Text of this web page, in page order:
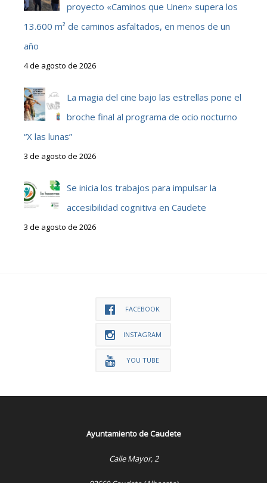
proyecto «Caminos que Unen» supera los
13.600 m² de caminos asfaltados, en menos de un
año
4 de agosto de 2026
La magia del cine bajo las estrellas pone el
broche final al programa de ocio nocturno
“X las lunas”
3 de agosto de 2026
Se inicia los trabajos para impulsar la
accesibilidad cognitiva en Caudete
3 de agosto de 2026
FACEBOOK
INSTAGRAM
YOU TUBE
Ayuntamiento de Caudete
Calle Mayor, 2